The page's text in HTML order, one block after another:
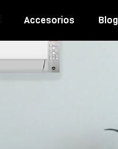
Accesorios Blog